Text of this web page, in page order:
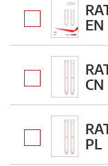
EN
CN
PL